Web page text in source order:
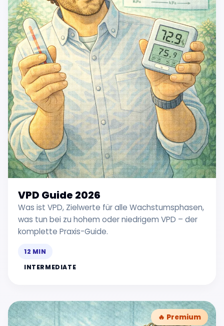
VPD Guide 2026
Was ist VPD, Zielwerte für alle Wachstumsphasen,
was tun bei zu hohem oder niedrigem VPD – der
komplette Praxis-Guide.
12 MIN
INTERMEDIATE
🔥 Premium